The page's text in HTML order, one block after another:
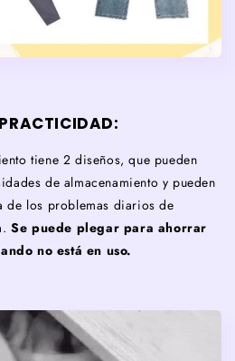
tiene 2 diseños, que pueden
de almacenamiento y pueden
de los problemas diarios de
Se puede plegar para ahorrar
no está en uso.